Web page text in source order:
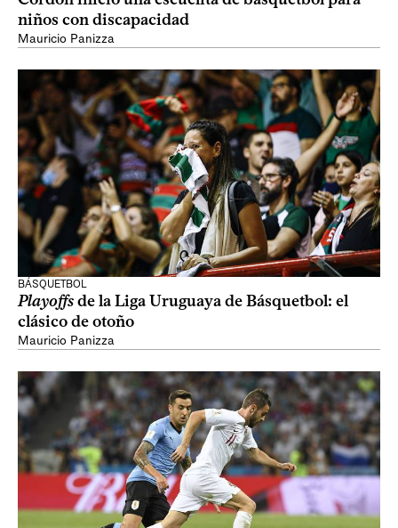
niños con discapacidad
Mauricio Panizza
BÁSQUETBOL
Playoffsde la Liga Uruguaya de Básquetbol: el
clásico de otoño
Mauricio Panizza